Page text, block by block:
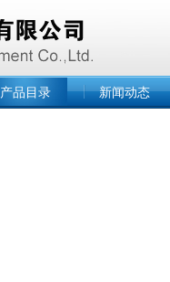
产品目录 新闻动态